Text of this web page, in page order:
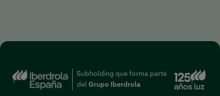
Subholding que forma parte
del Grupo Iberdrola